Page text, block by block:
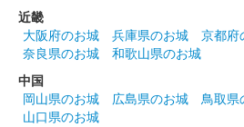
沼田城址 御城印
販売終了
近畿
大阪府のお城
兵庫県のお城 京都府
奈良県のお城
和歌山県のお城
中国
岡山県のお城
広島県のお城 鳥取県
山口県のお城